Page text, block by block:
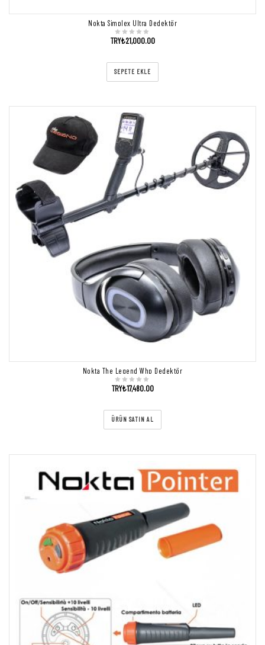
Nokta Simplex Ultra Dedektör
TRY₺21,000.00
SEPETE EKLE
Nokta The Legend Whp Dedektör
TRY₺17,480.00
ÜRÜN SATIN AL